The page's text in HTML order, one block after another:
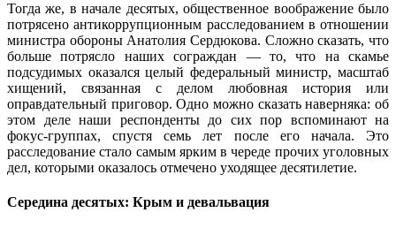
Тогда же, в начале десятых, общественное воображение было
потрясено антикоррупционным расследованием в отношении
министра обороны Анатолия Сердюкова. Сложно сказать, что
больше потрясло наших сограждан — то, что на скамье
подсудимых оказался целый федеральный министр, масштаб
хищений, связанная с делом любовная история или
оправдательный приговор. Одно можно сказать наверняка: об
этом деле наши респонденты до сих пор вспоминают на
фокус-группах, спустя семь лет после его начала. Это
расследование стало самым ярким в череде прочих уголовных
дел, которыми оказалось отмечено уходящее десятилетие.
Середина десятых: Крым и девальвация